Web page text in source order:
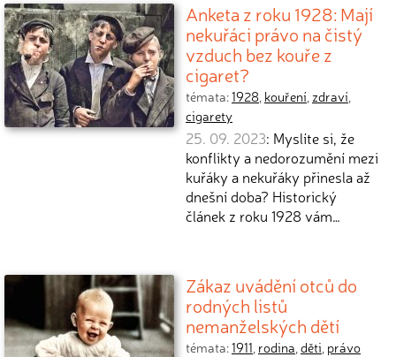
Anketa z roku 1928: Mají
nekuřáci právo na čistý
vzduch bez kouře z
cigaret?
témata:1928, kouření, zdraví,
cigarety
25. 09. 2023: Myslíte si, že
konflikty a nedorozumění mezi
kuřáky a nekuřáky přinesla až
dnešní doba? Historický
článek z roku 1928 vám…
Zákaz uvádění otců do
rodných listů
nemanželských dětí
témata:1911, rodina,děti, právo